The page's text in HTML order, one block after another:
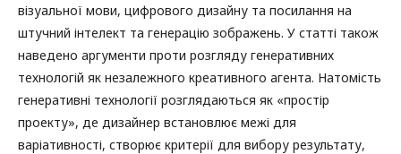
візуальної мови, цифрового дизайну та посилання на
штучний інтелект та генерацію зображень. У статті також
наведено аргументи проти розгляду генеративних
технологій як незалежного креативного агента. Натомість
генеративні технології розглядаються як «простір
проекту», де дизайнер встановлює межі для
варіативності, створює критерії для вибору результату,